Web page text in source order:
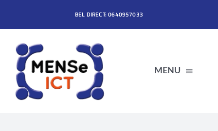
BEL DIRECT: 0640957033
MENU